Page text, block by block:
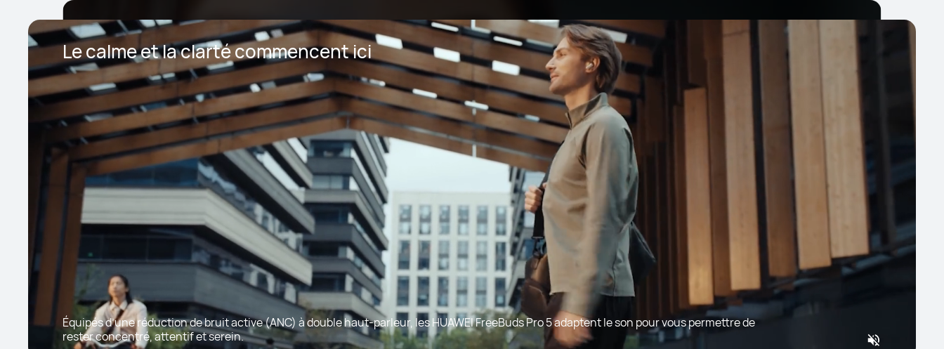
Le calme et la clarté commencent ici
Équipés d’une réduction de bruit active (ANC) à double haut-parleur, les HUAWEI FreeBuds Pro 5 adaptent le son pour vous permettre de
rester concentré, attentif et serein.